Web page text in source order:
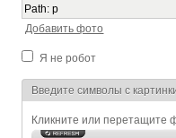
Path:p
Добавить фото
Я не робот
Я спамер
Введите символы с
Кликните или перетащите